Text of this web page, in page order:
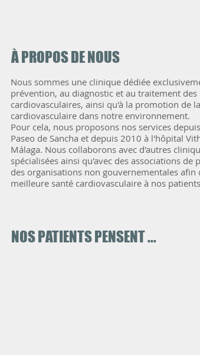
À PROPOS DE NOUS
Nous sommes une clinique dédiée
prévention, au diagnostic et au traitement des
cardiovasculaires, ainsi qu'à la promotion de
cardiovasculaire dans notre environnement.
Pour cela, nous proposons nos services
Paseo de Sancha et depuis 2010 à l'hôpital
Málaga. Nous collaborons avec d'autres
spécialisées ainsi qu'avec des associations de
des organisations non gouvernementales afin
meilleure santé cardiovasculaire à nos
NOS PATIENTS PENSENT ...